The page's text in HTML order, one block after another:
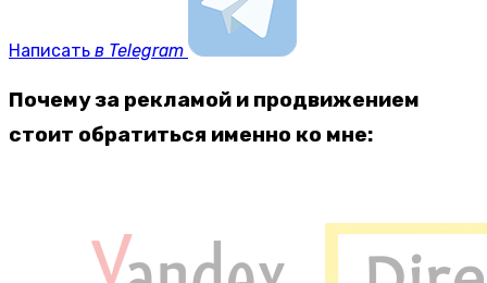
Написать в Telegram
Почему за рекламой и продвижением
стоит обратиться именно ко мне: